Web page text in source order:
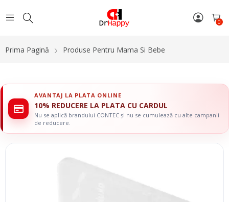
0
Prima Pagină Produse Pentru Mama Si Bebe
AVANTAJ LA PLATA ONLINE
10% REDUCERE LA PLATA CU CARDUL
Nu se aplică brandului CONTEC și nu se cumulează cu alte campanii
de reducere.